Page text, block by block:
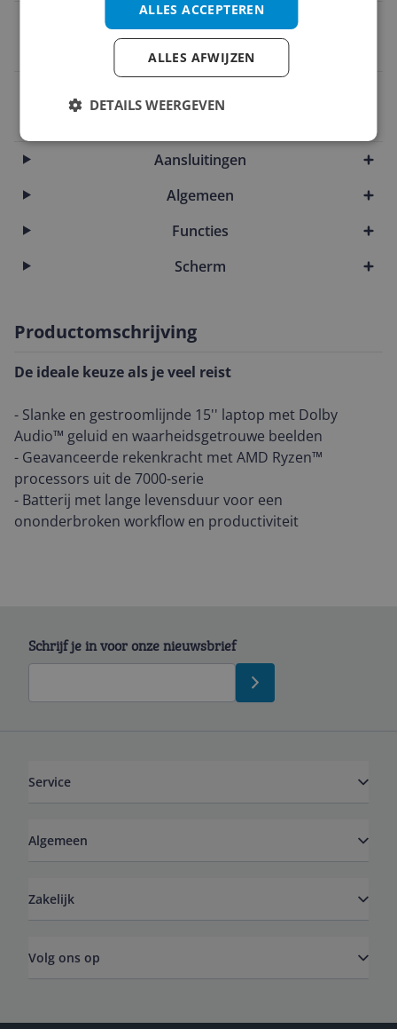
Aansluitingen
Algemeen
Functies
Scherm
Productomschrijving
De ideale keuze als je veel reist
- Slanke en gestroomlijnde 15'' laptop met Dolby
Audio™ geluid en waarheidsgetrouwe beelden
- Geavanceerde rekenkracht met AMD Ryzen™
processors uit de 7000-serie
- Batterij met lange levensduur voor een
ononderbroken workflow en productiviteit
Schrijf je in voor onze nieuwsbrief
Service
Algemeen
Zakelijk
Volg ons op
ALLES ACCEPTEREN
ALLES AFWIJZEN
DETAILS WEERGEVEN